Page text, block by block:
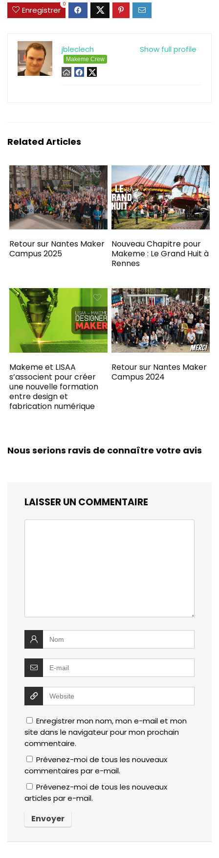
Enregistrer
0
Show full profile
jbleclech
Makeme Crew
Related Articles
Retour sur Nantes Maker
Campus 2025
Nouveau Chapitre pour
Makeme : Le Grand Huit à
Rennes
Makeme et LISAA
s’associent pour créer
une nouvelle formation
entre design et
fabrication numérique
Retour sur Nantes Maker
Campus 2024
Nous serions ravis de connaître votre avis
LAISSER UN COMMENTAIRE
Enregistrer mon nom, mon e-mail et mon
site dans le navigateur pour mon prochain
commentaire.
Prévenez-moi de tous les nouveaux
commentaires par e-mail.
Prévenez-moi de tous les nouveaux
articles par e-mail.